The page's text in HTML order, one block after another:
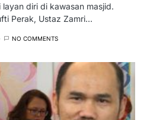
diri di kawasan masjid.
Perak, Ustaz Zamri…
NO COMMENTS